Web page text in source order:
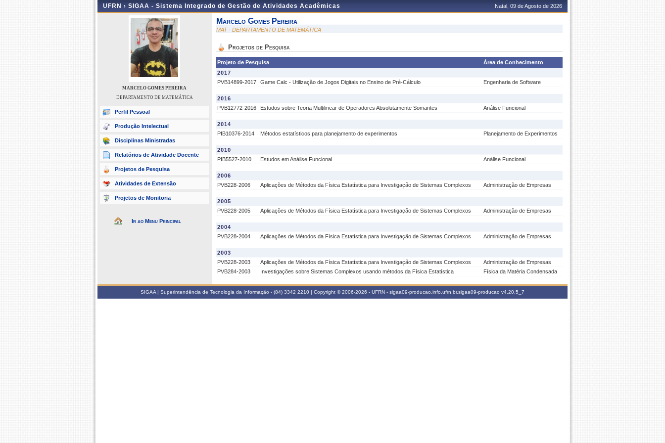
UFRN › SIGAA - Sistema Integrado de Gestão de Atividades Acadêmicas Natal, 09 de Agosto de 2026
MARCELO GOMES PEREIRA
DEPARTAMENTO DE MATEMÁTICA
Perfil Pessoal
Produção Intelectual
Disciplinas Ministradas
Relatórios de Atividade Docente
Projetos de Pesquisa
Atividades de Extensão
Projetos de Monitoria
Ir ao Menu Principal
Marcelo Gomes Pereira
MAT - DEPARTAMENTO DE MATEMÁTICA
Projetos de Pesquisa
Projeto de Pesquisa
Área de Conhecimento
2017
PVB14899-2017
Game Calc - Utilização de Jogos Digitais no Ensino de Pré-Cálculo Engenharia de Software
2016
PVB12772-2016
Estudos sobre Teoria Multilinear de Operadores Absolutamente Somantes Análise Funcional
2014
PIB10376-2014
Métodos estatísticos para planejamento de experimentos Planejamento de Experimentos
2010
PIB5527-2010
Estudos em Análise Funcional Análise Funcional
2006
PVB228-2006
Aplicações de Métodos da Física Estatística para Investigação de Sistemas Complexos Administração de Empresas
2005
PVB228-2005
Aplicações de Métodos da Física Estatística para Investigação de Sistemas Complexos Administração de Empresas
2004
PVB228-2004
Aplicações de Métodos da Física Estatística para Investigação de Sistemas Complexos Administração de Empresas
2003
PVB228-2003
Aplicações de Métodos da Física Estatística para Investigação de Sistemas Complexos
Administração de Empresas
PVB284-2003
Investigações sobre Sistemas Complexos usando métodos da Física Estatística Física da Matéria Condensada
SIGAA | Superintendência de Tecnologia da Informação - (84) 3342 2210 | Copyright © 2006-2026 - UFRN - sigaa09-producao.info.ufrn.br.sigaa09-producao v4.20.5_7